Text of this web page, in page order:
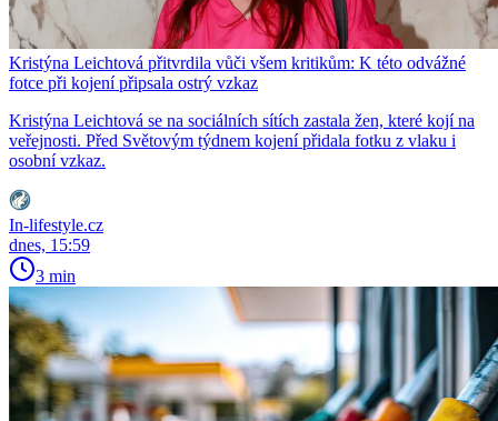
Kristýna Leichtová přitvrdila vůči všem kritikům: K této odvážné
fotce při kojení připsala ostrý vzkaz
Kristýna Leichtová se na sociálních sítích zastala žen, které kojí na
veřejnosti. Před Světovým týdnem kojení přidala fotku z vlaku i
osobní vzkaz.
In-lifestyle.cz
dnes, 15:59
3 min